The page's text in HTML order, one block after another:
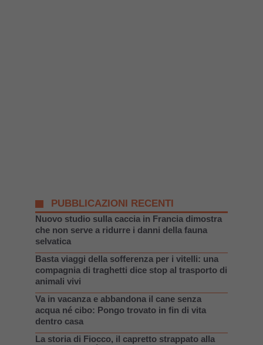
PUBBLICAZIONI RECENTI
Nuovo studio sulla caccia in Francia dimostra
che non serve a ridurre i danni della fauna
selvatica
Basta viaggi della sofferenza per i vitelli: una
compagnia di traghetti dice stop al trasporto di
animali vivi
Va in vacanza e abbandona il cane senza
acqua né cibo: Pongo trovato in fin di vita
dentro casa
La storia di Fiocco, il capretto strappato alla